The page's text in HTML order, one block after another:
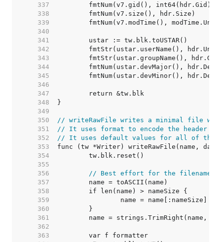
   337
   338
   339
   340
   341
   342
   343
   344
   345
   346
   347
   348
   349
   350
// writeRawFile writes a minimal file
   351
// It uses format to encode the header
   352
// It uses default values for all of the
   353
   354
   355
   356
// Best effort for the filename.
   357
   358
   359
   360
   361
   362
   363